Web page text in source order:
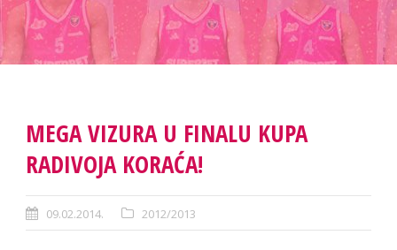
MEGA VIZURA U FINALU KUPA
RADIVOJA KORAĆA!
09.02.2014. 2012/2013